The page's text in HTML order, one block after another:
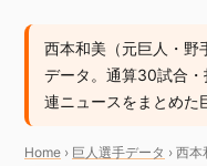
西本和美（元巨人・
データ。通算30試合
連ニュースをまとめた
Home › 巨人選手データ › 西本